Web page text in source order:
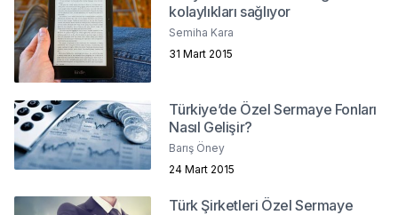
kolaylıkları sağlıyor
Semiha Kara
31 Mart 2015
Türkiye’de Özel Sermaye Fonları
Nasıl Gelişir?
Barış Öney
24 Mart 2015
Türk Şirketleri Özel Sermaye